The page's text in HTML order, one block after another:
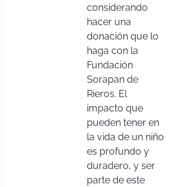
considerando
hacer una
donación que lo
haga con la
Fundación
Sorapan de
Rieros. El
impacto que
pueden tener en
la vida de un niño
es profundo y
duradero, y ser
parte de este